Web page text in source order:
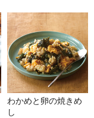
わかめと卵の焼きめ
し